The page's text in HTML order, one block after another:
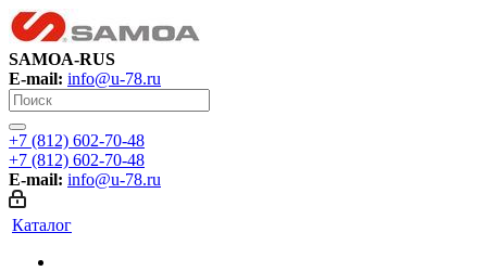
SAMOA-RUS
E-mail: info@u-78.ru
+7 (812) 602-70-48
+7 (812) 602-70-48
E-mail: info@u-78.ru
Каталог